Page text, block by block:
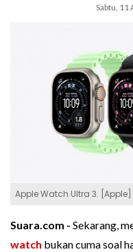
Sabtu, 11
Apple Watch Ultra 3. [Apple]
Suara.com - Sekarang,
watch bukan cuma soal